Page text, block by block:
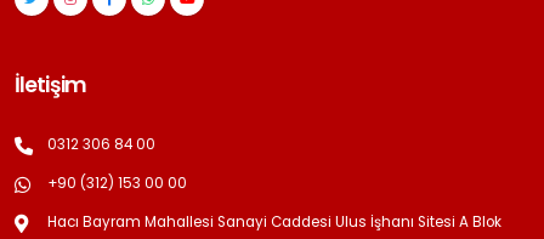
İletişim
0312 306 84 00
+90 (312) 153 00 00
Hacı Bayram Mahallesi Sanayi Caddesi Ulus İşhanı Sitesi A Blok